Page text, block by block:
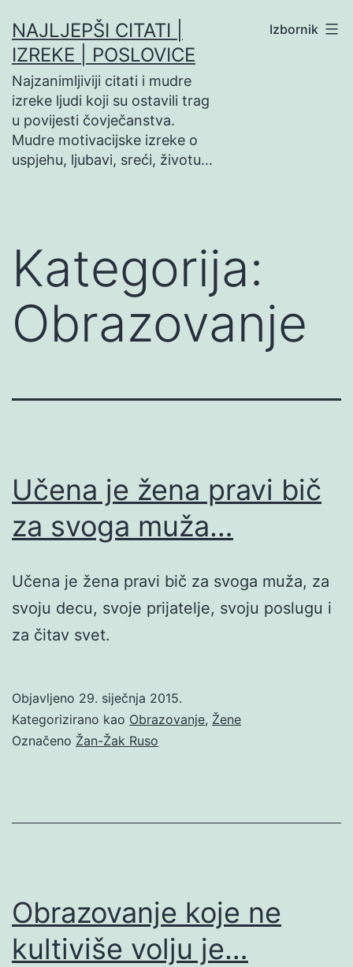
na
sadržaj
NAJLJEPŠI CITATI |
IZREKE | POSLOVICE
Najzanimljiviji citati i mudre
izreke ljudi koji su ostavili trag
u povijesti čovječanstva.
Mudre motivacijske izreke o
uspjehu, ljubavi, sreći, životu…
Izbornik
Kategorija:
Obrazovanje
Učena je žena pravi bič
za svoga muža…
Učena je žena pravi bič za svoga muža, za
svoju decu, svoje prijatelje, svoju poslugu i
za čitav svet.
Objavljeno 29. siječnja 2015.
Kategorizirano kao Obrazovanje, Žene
Označeno Žan-Žak Ruso
Obrazovanje koje ne
kultiviše volju je…